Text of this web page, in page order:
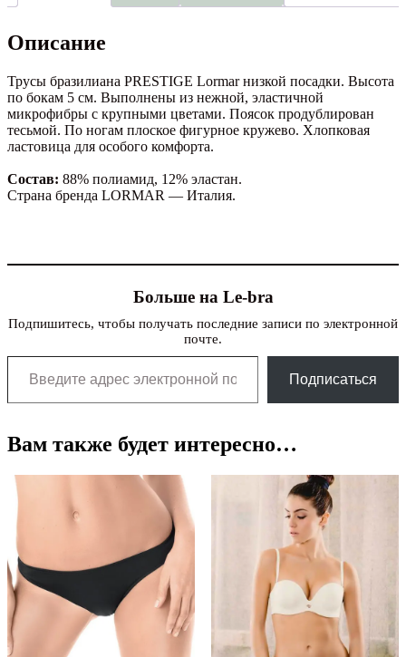
Описание
Трусы бразилиана PRESTIGE Lormar низкой посадки. Высота
по бокам 5 см. Выполнены из нежной, эластичной
микрофибры с крупными цветами. Поясок продублирован
тесьмой. По ногам плоское фигурное кружево. Хлопковая
ластовица для особого комфорта.
Состав: 88% полиамид, 12% эластан.
Страна бренда LORMAR — Италия.
Больше на Le-bra
Подпишитесь, чтобы получать последние записи по электронной
почте.
Введите адрес электронной почты…
Подписаться
Вам также будет интересно…